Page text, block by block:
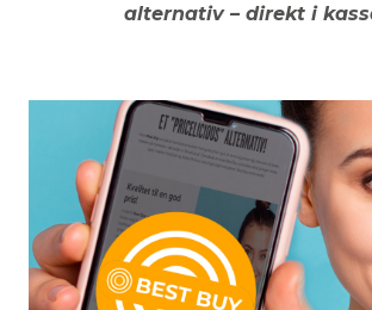
alternativ – direkt i